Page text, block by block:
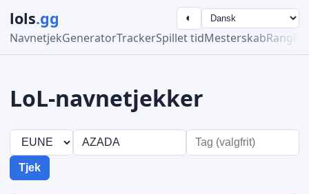
lols.gg
NavnetjekGeneratorTrackerSpillet tidMesterskab
◐
LoL-navnetjekker
Tjek